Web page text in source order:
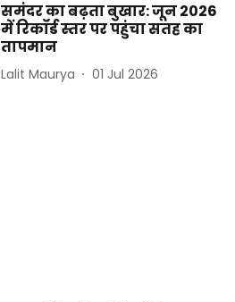
समंदर का बढ़ता बुखार: जून 2026
में रिकॉर्ड स्तर पर पहुंचा सतह का
तापमान
Lalit Maurya 01 Jul 2026